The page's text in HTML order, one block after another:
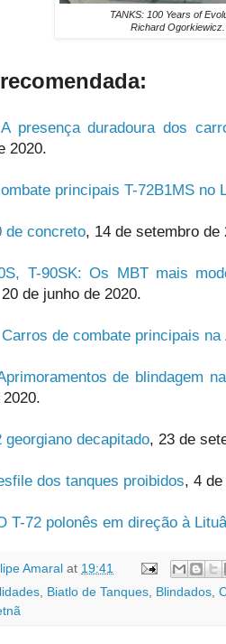
TANKS: 100 Years of
Richard Ogorkiewicz.
A presença duradoura dos
2020.
principais T-72B1MS no
de concreto, 14 de setembro de
T-90SK: Os MBT mais
20 de junho de 2020.
de combate principais na
de blindagem
georgiano decapitado, 23 de
dos tanques proibidos, 4
T-72 polonês em direção à
Amaral at 19:41
, Biatlo de Tanques, Blindados,